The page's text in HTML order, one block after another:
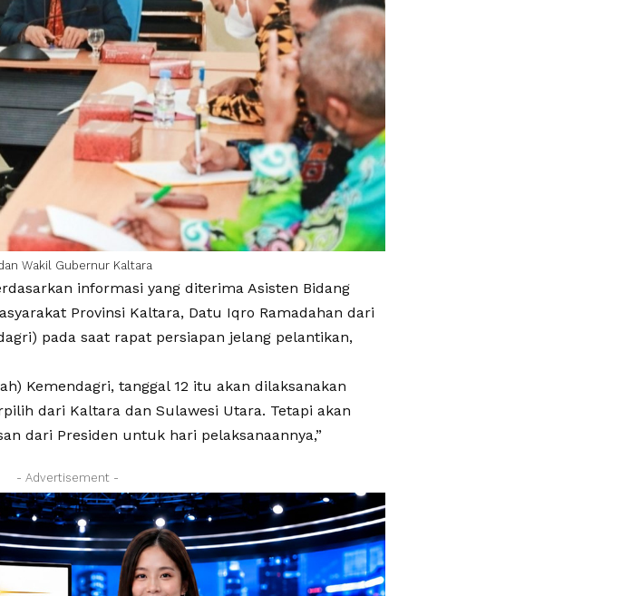
Wakil Gubernur Kaltara
informasi yang diterima Asisten Bidang
Provinsi Kaltara, Datu Iqro Ramadahan dari
pada saat rapat persiapan jelang pelantikan,
Kemendagri, tanggal 12 itu akan dilaksanakan
dari Kaltara dan Sulawesi Utara. Tetapi akan
dari Presiden untuk hari pelaksanaannya,”
- Advertisement -